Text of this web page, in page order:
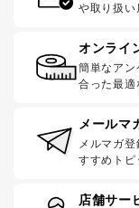
や取り扱い
オンライ
簡単なアン
合った最適
メールマ
メルマガ
すすめトピ
店舗サー